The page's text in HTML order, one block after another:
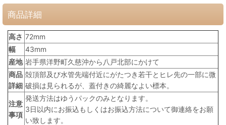
商品詳細
高さ 72mm
幅
43mm
産地 岩手県洋野町久慈沖から八戸北部にかけて
商品
詳細
殻頂部及び水管先端付近にがたつき若干とヒレ先の一部に微
破損は見られるが、蓋付きの綺麗なよい標本。
注意
事項
発送方法はゆうパックのみとなります。
3日以内にお振込もしくはお振込方法について御連絡をお願
い致します。